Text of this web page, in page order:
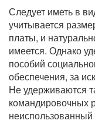
Следует иметь в
учитывается
платы, и
имеется. Однако
пособий
обеспечения, за
Не удерживаются
командировочных
неиспользованный